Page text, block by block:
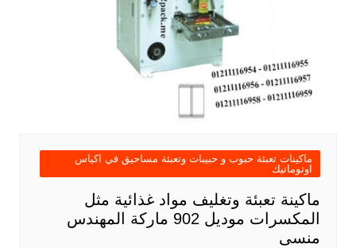
ماكينات تعبئة حبوب و حبيبات وتعبئة مساحيق في اكياس
اوتوماتيك
ماكينة تعبئة وتغليف مواد غذائية مثل
المكسرات موديل 902 ماركة المهندس
منسى